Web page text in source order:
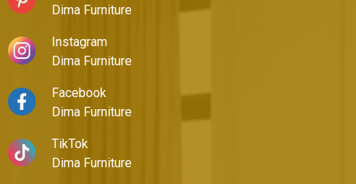
Dima Furniture
Instagram
Dima Furniture
Facebook
Dima Furniture
TikTok
Dima Furniture